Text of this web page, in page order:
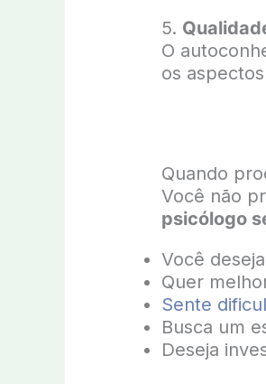
5.
O
os
Quando
Você não
psicólogo
Você
Quer
Sente
Busca um
Deseja